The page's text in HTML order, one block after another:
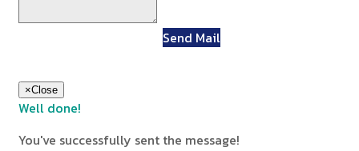
Send Mail
×Close
Well done!
You've successfully sent the message!